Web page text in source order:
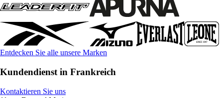
Entdecken Sie alle unsere Marken
Kundendienst in Frankreich
Kontaktieren Sie uns